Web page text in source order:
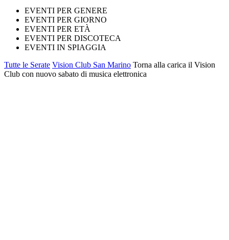
EVENTI PER GENERE
EVENTI PER GIORNO
EVENTI PER ETÀ
EVENTI PER DISCOTECA
EVENTI IN SPIAGGIA
Tutte le Serate Vision Club San Marino Torna alla carica il Vision
Club con nuovo sabato di musica elettronica